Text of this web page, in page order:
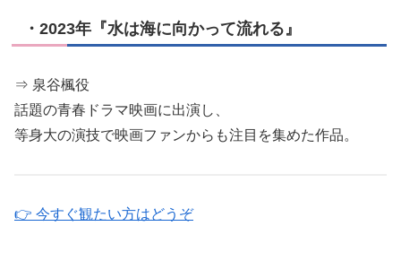
・2023年『水は海に向かって流れる』
⇒ 泉谷楓役
話題の青春ドラマ映画に出演し、
等身大の演技で映画ファンからも注目を集めた作品。
👉 今すぐ観たい方はどうぞ